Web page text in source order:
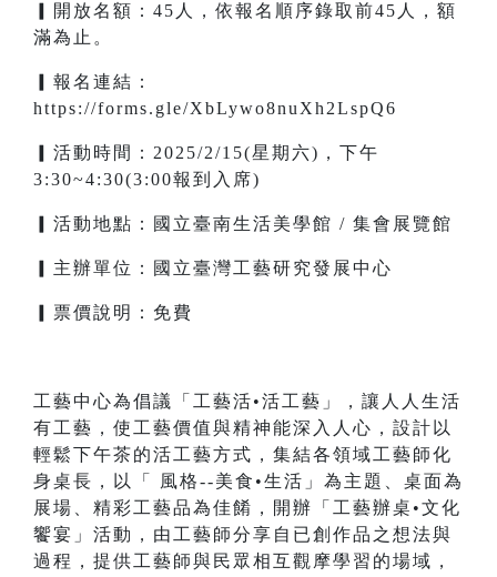
▎開放名額：45人，依報名順序錄取前45人，額
滿為止。
▎報名連結：
https://forms.gle/XbLywo8nuXh2LspQ6
▎活動時間：2025/2/15(星期六)，下午
3:30~4:30(3:00報到入席)
▎活動地點：國立臺南生活美學館 / 集會展覽館
▎主辦單位：國立臺灣工藝研究發展中心
▎票價說明：免費
工藝中心為倡議「工藝活•活工藝」，讓人人生活
有工藝，使工藝價值與精神能深入人心，設計以
輕鬆下午茶的活工藝方式，集結各領域工藝師化
身桌長，以「 風格--美食•生活」為主題、桌面為
展場、精彩工藝品為佳餚，開辦「工藝辦桌•文化
饗宴」活動，由工藝師分享自已創作品之想法與
過程，提供工藝師與民眾相互觀摩學習的場域，